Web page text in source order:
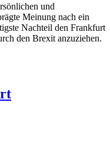
und
Meinung nach ein
Nachteil den Frankfurt
den Brexit anzuziehen.